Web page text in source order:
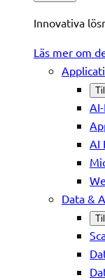
Innovativa
Läs mer om
AI
Data &